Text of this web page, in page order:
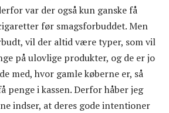
var der også kun ganske få
før smagsforbuddet. Men
vil der altid være typer, som vil
på ulovlige produkter, og de er jo
med, hvor gamle køberne er, så
penge i kassen. Derfor håber jeg
indser, at deres gode intentioner